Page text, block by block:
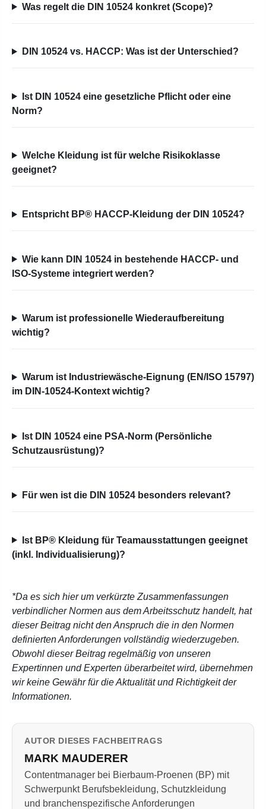
Was regelt die DIN 10524 konkret (Scope)?
DIN 10524 vs. HACCP: Was ist der Unterschied?
Ist DIN 10524 eine gesetzliche Pflicht oder eine
Norm?
Welche Kleidung ist für welche Risikoklasse
geeignet?
Entspricht BP® HACCP-Kleidung der DIN 10524?
Wie kann DIN 10524 in bestehende HACCP- und
ISO-Systeme integriert werden?
Warum ist professionelle Wiederaufbereitung
wichtig?
Warum ist Industriewäsche-Eignung (EN/ISO 15797)
im DIN-10524-Kontext wichtig?
Ist DIN 10524 eine PSA-Norm (Persönliche
Schutzausrüstung)?
Für wen ist die DIN 10524 besonders relevant?
Ist BP® Kleidung für Teamausstattungen geeignet
(inkl. Individualisierung)?
*Da es sich hier um verkürzte Zusammenfassungen
verbindlicher Normen aus dem Arbeitsschutz handelt, hat
dieser Beitrag nicht den Anspruch die in den Normen
definierten Anforderungen vollständig wiederzugeben.
Obwohl dieser Beitrag regelmäßig von unseren
Expertinnen und Experten überarbeitet wird, übernehmen
wir keine Gewähr für die Aktualität und Richtigkeit der
Informationen.
AUTOR DIESES FACHBEITRAGS
MARK MAUDERER
Contentmanager bei Bierbaum-Proenen (BP) mit
Schwerpunkt Berufsbekleidung, Schutzkleidung
und branchenspezifische Anforderungen